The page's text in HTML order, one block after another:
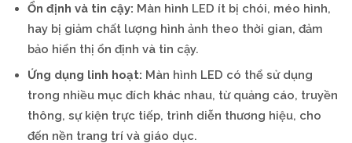
Ổn định và tin cậy: Màn hình LED ít bị chói, méo hình,
hay bị giảm chất lượng hình ảnh theo thời gian, đảm
bảo hiển thị ổn định và tin cậy.
Ứng dụng linh hoạt: Màn hình LED có thể sử dụng
trong nhiều mục đích khác nhau, từ quảng cáo, truyền
thông, sự kiện trực tiếp, trình diễn thương hiệu, cho
đến nền trang trí và giáo dục.